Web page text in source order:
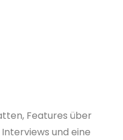
Features über
und eine